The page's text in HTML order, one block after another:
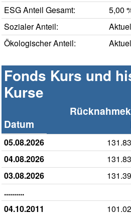
ESG Anteil Gesamt:
5,00
Sozialer Anteil:
Ökologischer Anteil:
Fonds Kurs und
Kurse
Datum
05.08.2026
04.08.2026
03.08.2026
..........
04.10.2011